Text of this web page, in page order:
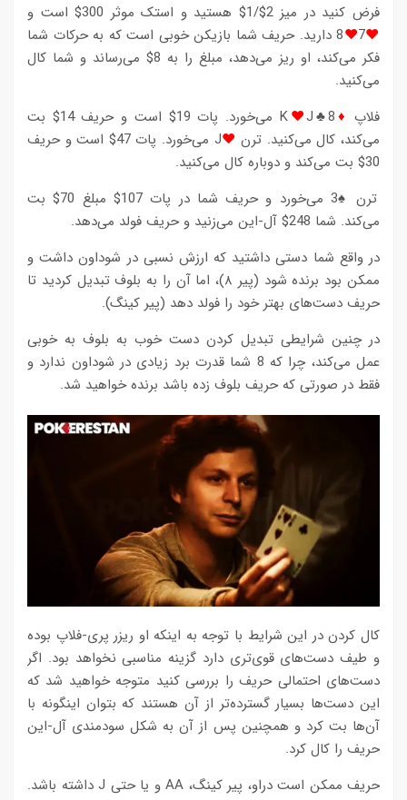
فرض کنید در میز 2$/1$ هستید و استک موثر 300$ است و
♥
7
♥ 8 دارید. حریف شما بازیکن خوبی است که به حرکات شما
فکر می‌کند، او ریز می‌دهد، مبلغ را به 8$ می‌رساند و شما کال
می‌کنید.
فلاپ ♦
8♣K
♥
J می‌خورد. پات 19$ است و حریف 14$ بت
می‌کند، کال می‌کنید. ترن ♥
J می‌خورد. پات 47$ است و حریف
30$ بت می‌کند و دوباره کال می‌کنید.
ترن ♠3 می‌خورد و حریف شما در پات 107$ مبلغ 70$ بت
می‌کند. شما 248$ آل-این می‌زنید و حریف فولد می‌دهد.
در واقع شما دستی داشتید که ارزش نسبی در شوداون داشت و
ممکن بود برنده شود (پیر ۸)، اما آن را به بلوف تبدیل کردید تا
حریف دست‌های بهتر خود را فولد دهد (پیر کینگ).
در چنین شرایطی تبدیل کردن دست خوب به بلوف به خوبی
عمل می‌کند، چرا که 8 شما قدرت برد زیادی در شوداون ندارد و
فقط در صورتی که حریف بلوف زده باشد برنده خواهید شد.
کال کردن در این شرایط با توجه به اینکه او ریزر پری-فلاپ بوده
و طیف دست‌های قوی‌تری دارد گزینه مناسبی نخواهد بود. اگر
دست‌های احتمالی حریف را بررسی کنید متوجه خواهید شد که
این دست‌ها بسیار گسترده‌تر از آن هستند که بتوان اینگونه با
آن‌ها بت کرد و همچنین پس از آن به شکل سودمندی آل-این
حریف را کال کرد.
حریف ممکن است دراو، پیر کینگ، AA و یا حتی J داشته باشد.